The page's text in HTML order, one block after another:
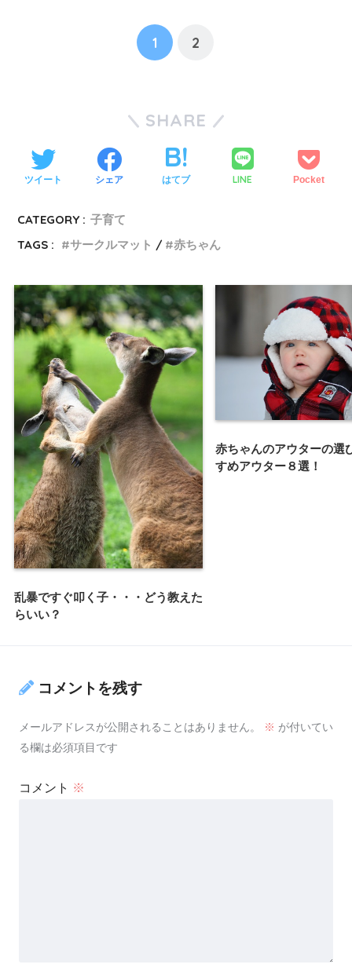
1 2
SHARE
ツイート シェア はてブ LINE Pocket
CATEGORY : 子育て
TAGS :
サークルマット 赤ちゃん
乱暴ですぐ叩く子・・・どう教えた
らいい？
赤ちゃんのアウターの選
すめアウター８選！
コメントを残す
メールアドレスが公開されることはありません。 ※ が付いてい
る欄は必須項目です
コメント ※